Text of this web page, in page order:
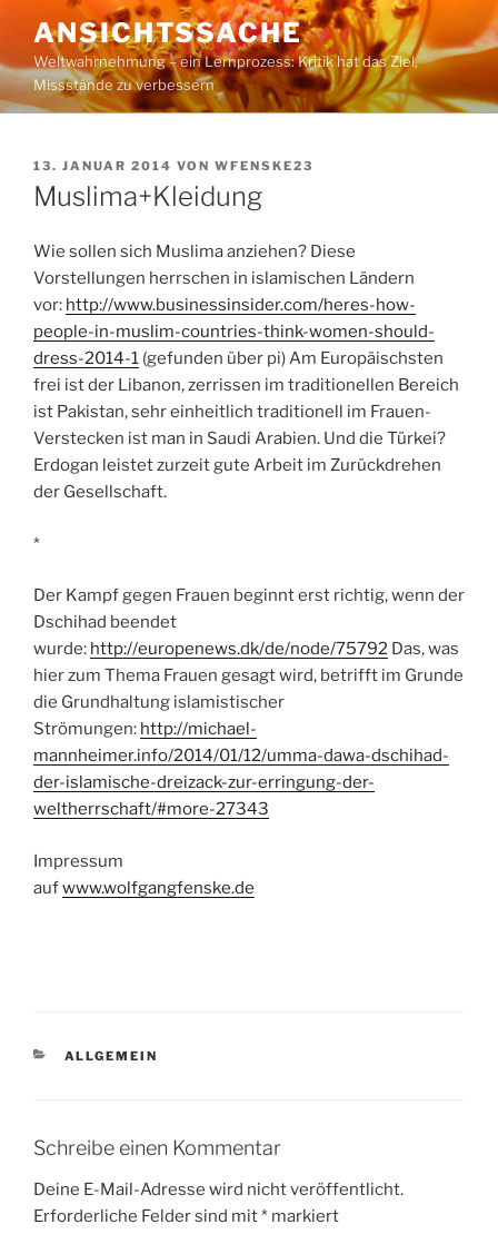
Inhalt
springen
ANSICHTSSACHE
Weltwahrnehmung – ein Lernprozess: Kritik hat das Ziel,
Missstände zu verbessern
VERÖFFENTLICHT
AM
13. JANUAR 2014 VON WFENSKE23
Muslima+Kleidung
Wie sollen sich Muslima anziehen? Diese
Vorstellungen herrschen in islamischen Ländern
vor: http://www.businessinsider.com/heres-how-
people-in-muslim-countries-think-women-should-
dress-2014-1 (gefunden über pi) Am Europäischsten
frei ist der Libanon, zerrissen im traditionellen Bereich
ist Pakistan, sehr einheitlich traditionell im Frauen-
Verstecken ist man in Saudi Arabien. Und die Türkei?
Erdogan leistet zurzeit gute Arbeit im Zurückdrehen
der Gesellschaft.
*
Der Kampf gegen Frauen beginnt erst richtig, wenn der
Dschihad beendet
wurde: http://europenews.dk/de/node/75792 Das, was
hier zum Thema Frauen gesagt wird, betrifft im Grunde
die Grundhaltung islamistischer
Strömungen: http://michael-
mannheimer.info/2014/01/12/umma-dawa-dschihad-
der-islamische-dreizack-zur-erringung-der-
weltherrschaft/#more-27343
Impressum
aufwww.wolfgangfenske.de
KATEGORIEN
ALLGEMEIN
Schreibe einen Kommentar
Deine E-Mail-Adresse wird nicht veröffentlicht.
Erforderliche Felder sind mit* markiert